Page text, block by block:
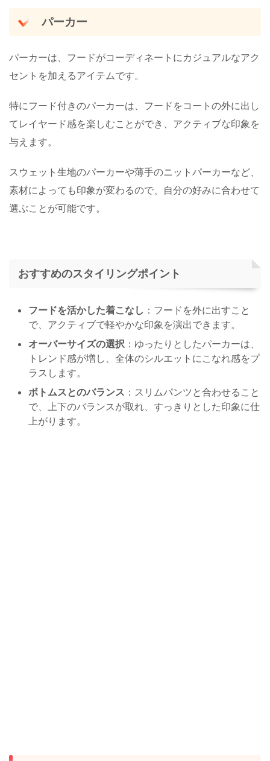
パーカー
パーカーは、フードがコーディネートにカジュアルなアク
セントを加えるアイテムです。
特にフード付きのパーカーは、フードをコートの外に出し
てレイヤード感を楽しむことができ、アクティブな印象を
与えます。
スウェット生地のパーカーや薄手のニットパーカーなど、
素材によっても印象が変わるので、自分の好みに合わせて
選ぶことが可能です。
おすすめのスタイリングポイント
フードを活かした着こなし ：フードを外に出すこと
で、アクティブで軽やかな印象を演出できます。
オーバーサイズの選択 ：ゆったりとしたパーカーは、
トレンド感が増し、全体のシルエットにこなれ感をプ
ラスします。
ボトムスとのバランス ：スリムパンツと合わせること
で、上下のバランスが取れ、すっきりとした印象に仕
上がります。